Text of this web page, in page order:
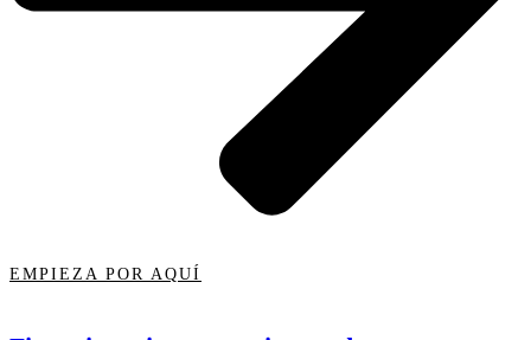
EMPIEZA POR AQUÍ